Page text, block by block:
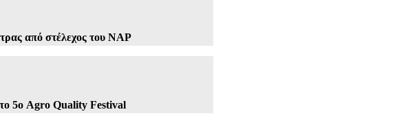
από στέλεχος του ΝΑΡ
5ο Agro Quality Festival